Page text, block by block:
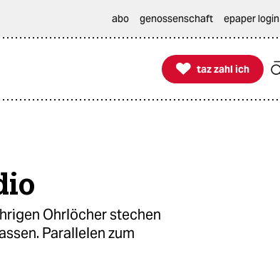
abo genossenschaft epaper login

taz zahl ich
taz zahl ich
Ohrlöcher stechen
Parallelen zum